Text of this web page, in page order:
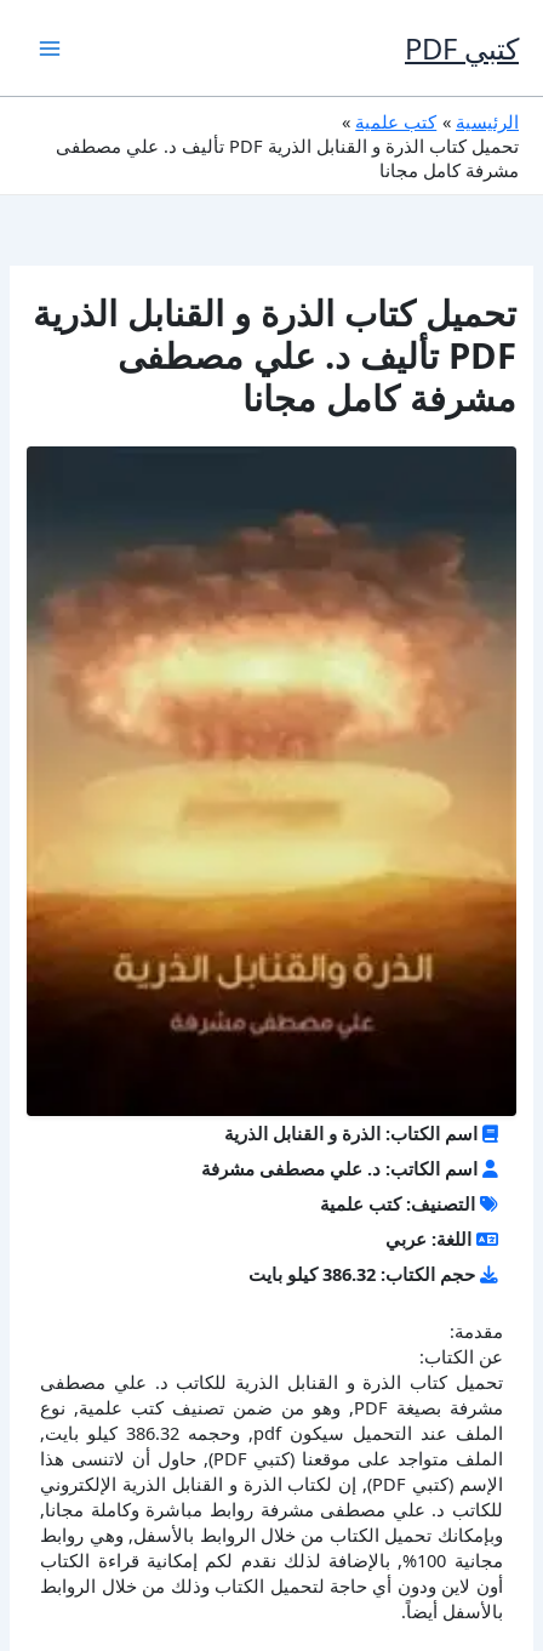
إلى
المحتوى
كتبي PDF
الرئيسية
كتب علمية
تحميل كتاب الذرة و القنابل الذرية PDF تأليف د. علي مصطفى
مشرفة كامل مجانا
تحميل كتاب الذرة و القنابل الذرية
PDF تأليف د. علي مصطفى
مشرفة كامل مجانا
اسم الكتاب: الذرة و القنابل الذرية
اسم الكاتب: د. علي مصطفى مشرفة
التصنيف: كتب علمية
اللغة: عربي
حجم الكتاب: 386.32 كيلو بايت
مقدمة:
عن الكتاب:
تحميل كتاب الذرة و القنابل الذرية للكاتب د. علي مصطفى
مشرفة بصيغة PDF, وهو من ضمن تصنيف كتب علمية, نوع
الملف عند التحميل سيكون pdf, وحجمه 386.32 كيلو بايت,
الملف متواجد على موقعنا (كتبي PDF), حاول أن لاتنسى هذا
الإسم (كتبي PDF), إن لكتاب الذرة و القنابل الذرية الإلكتروني
للكاتب د. علي مصطفى مشرفة روابط مباشرة وكاملة مجانا,
وبإمكانك تحميل الكتاب من خلال الروابط بالأسفل, وهي روابط
مجانية 100%, بالإضافة لذلك نقدم لكم إمكانية قراءة الكتاب
أون لاين ودون أي حاجة لتحميل الكتاب وذلك من خلال الروابط
بالأسفل أيضاً.